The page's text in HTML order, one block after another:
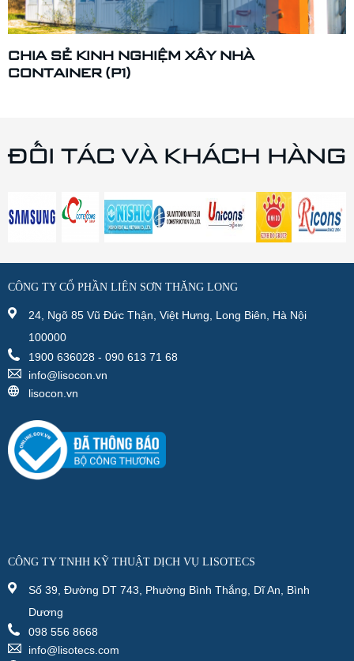
CHIA SẺ KINH NGHIỆM XÂY NHÀ
CONTAINER (P1)
ĐỐI TÁC VÀ KHÁCH HÀNG
CÔNG TY CỔ PHẦN LIÊN SƠN THĂNG LONG
24, Ngõ 85 Vũ Đức Thận, Việt Hưng, Long Biên, Hà Nội
100000
1900 636028 - 090 613 71 68
info@lisocon.vn
lisocon.vn
CÔNG TY TNHH KỸ THUẬT DỊCH VỤ LISOTECS
Số 39, Đường DT 743, Phường Bình Thắng, Dĩ An, Bình
Dương
098 556 8668
info@lisotecs.com